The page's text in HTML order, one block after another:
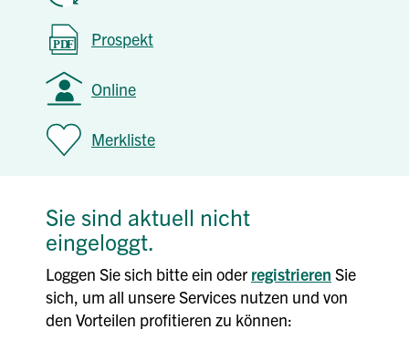
Prospekt
Online
Merkliste
Sie sind aktuell nicht
eingeloggt.
Loggen Sie sich bitte ein oder registrieren Sie
sich, um all unsere Services nutzen und von
den Vorteilen profitieren zu können: